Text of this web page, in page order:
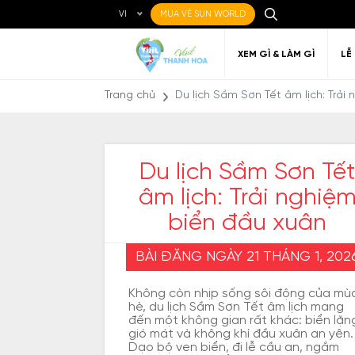
VI MUA VÉ SUN WORLD
XEM GÌ & LÀM GÌ LỄ
Điểm đến yêu thích Nghệ thuật
Ẩm thực Địa phương Địa điểm ăn uống
Về Thanh Hóa Đi đến Thanh Hóa
Di
Trang chủ Du lịch Sầm Sơn Tết âm lịch: Trải
Du lịch Sầm Sơn Tết
âm lịch: Trải nghiệm
biển đầu xuân
BÀI ĐĂNG NGÀY 21 THÁNG 1,
Không còn nhịp sống sôi động của
hè, du lịch Sầm Sơn Tết âm lịch mang
đến một không gian rất khác: biển
gió mát và không khí đầu xuân an yên.
Dạo bộ ven biển, đi lễ cầu an, ngắm